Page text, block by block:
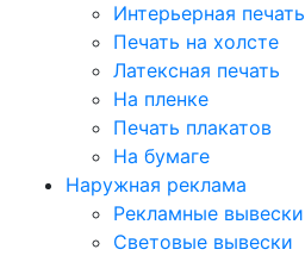
Интерьерная печать
Печать на холсте
Латексная печать
На пленке
Печать плакатов
На бумаге
Наружная реклама
Рекламные вывески
Световые вывески